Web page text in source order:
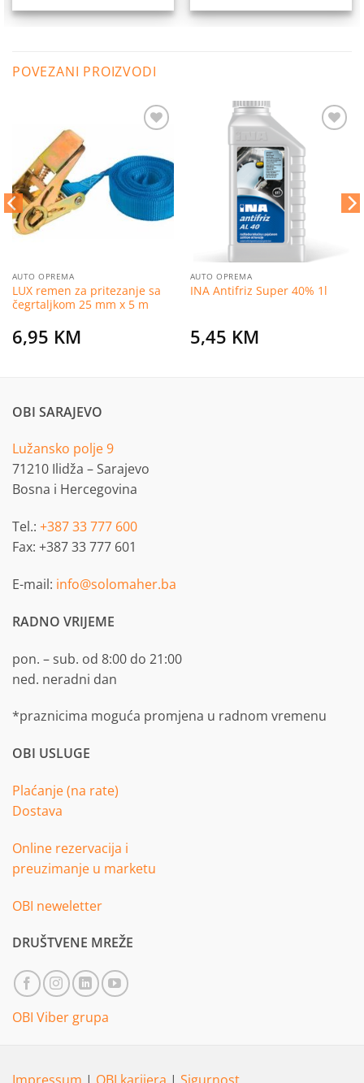
POVEZANI PROIZVODI
na
listu
želja
AUTO OPREMA
LUX remen za pritezanje sa
čegrtaljkom 25 mm x 5 m
6,95 KM
AUTO OPREMA
INA Antifriz Super 40% 1l
5,45 KM
OBI SARAJEVO
Lužansko polje 9
71210 Ilidža – Sarajevo
Bosna i Hercegovina
Tel.: +387 33 777 600
Fax: +387 33 777 601
E-mail: info@solomaher.ba
RADNO VRIJEME
pon. – sub. od 8:00 do 21:00
ned. neradni dan
*praznicima moguća promjena u radnom vremenu
OBI USLUGE
Plaćanje (na rate)
Dostava
Online rezervacija i
preuzimanje u marketu
OBI neweletter
DRUŠTVENE MREŽE
OBI Viber grupa